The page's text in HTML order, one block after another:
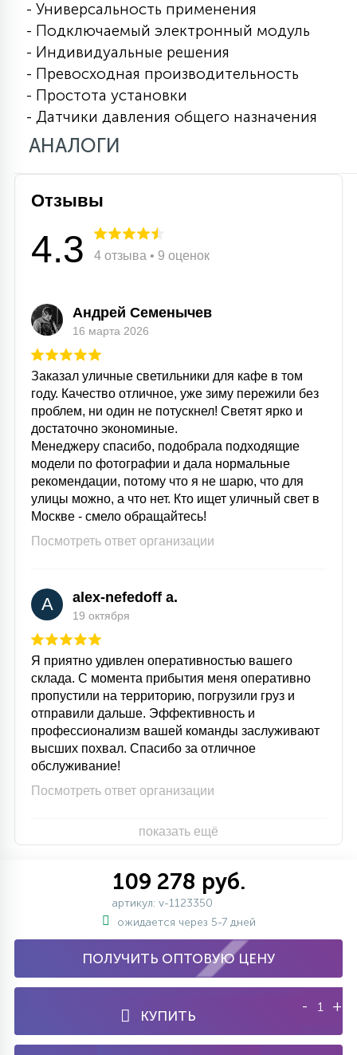
С УПРАВЛЕНИЕМ
АКСЕССУАРЫ
- Универсальность применения
- Подключаемый электронный модуль
- Индивидуальные решения
- Превосходная производительность
- Простота установки
- Датчики давления общего назначения
АНАЛОГИ
Отзывы
4.3 4 отзыва • 9 оценок
Андрей Семенычев
16 марта 2026
Заказал уличные светильники для кафе в том
году. Качество отличное, уже зиму пережили без
проблем, ни один не потускнел! Светят ярко и
достаточно экономиные.
Менеджеру спасибо, подобрала подходящие
модели по фотографии и дала нормальные
рекомендации, потому что я не шарю, что для
улицы можно, а что нет. Кто ищет уличный свет в
Москве - смело обращайтесь!
Посмотреть ответ организации
A alex-nefedoff a.
19 октября
Я приятно удивлен оперативностью вашего
склада. С момента прибытия меня оперативно
пропустили на территорию, погрузили груз и
отправили дальше. Эффективность и
профессионализм вашей команды заслуживают
высших похвал. Спасибо за отличное
обслуживание!
Посмотреть ответ организации
показать ещё
109 278 руб.
артикул: v-1123350
ожидается через 5-7 дней
ПОЛУЧИТЬ ОПТОВУЮ ЦЕНУ
КУПИТЬ
- +